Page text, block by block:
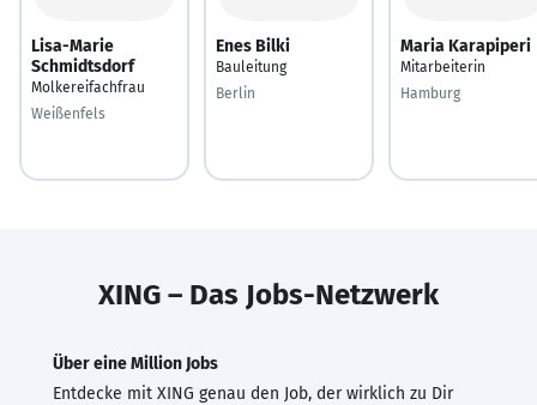
Lisa-Marie
Schmidtsdorf
Molkereifachfrau
Weißenfels
Enes Bilki
Bauleitung
Berlin
Maria Karapiperi
Mitarbeiterin
Hamburg
XING – Das Jobs-Netzwerk
Über eine Million Jobs
Entdecke mit XING genau den Job, der wirklich zu Dir